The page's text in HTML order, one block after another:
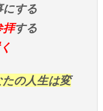
する
拝する
の人生は変